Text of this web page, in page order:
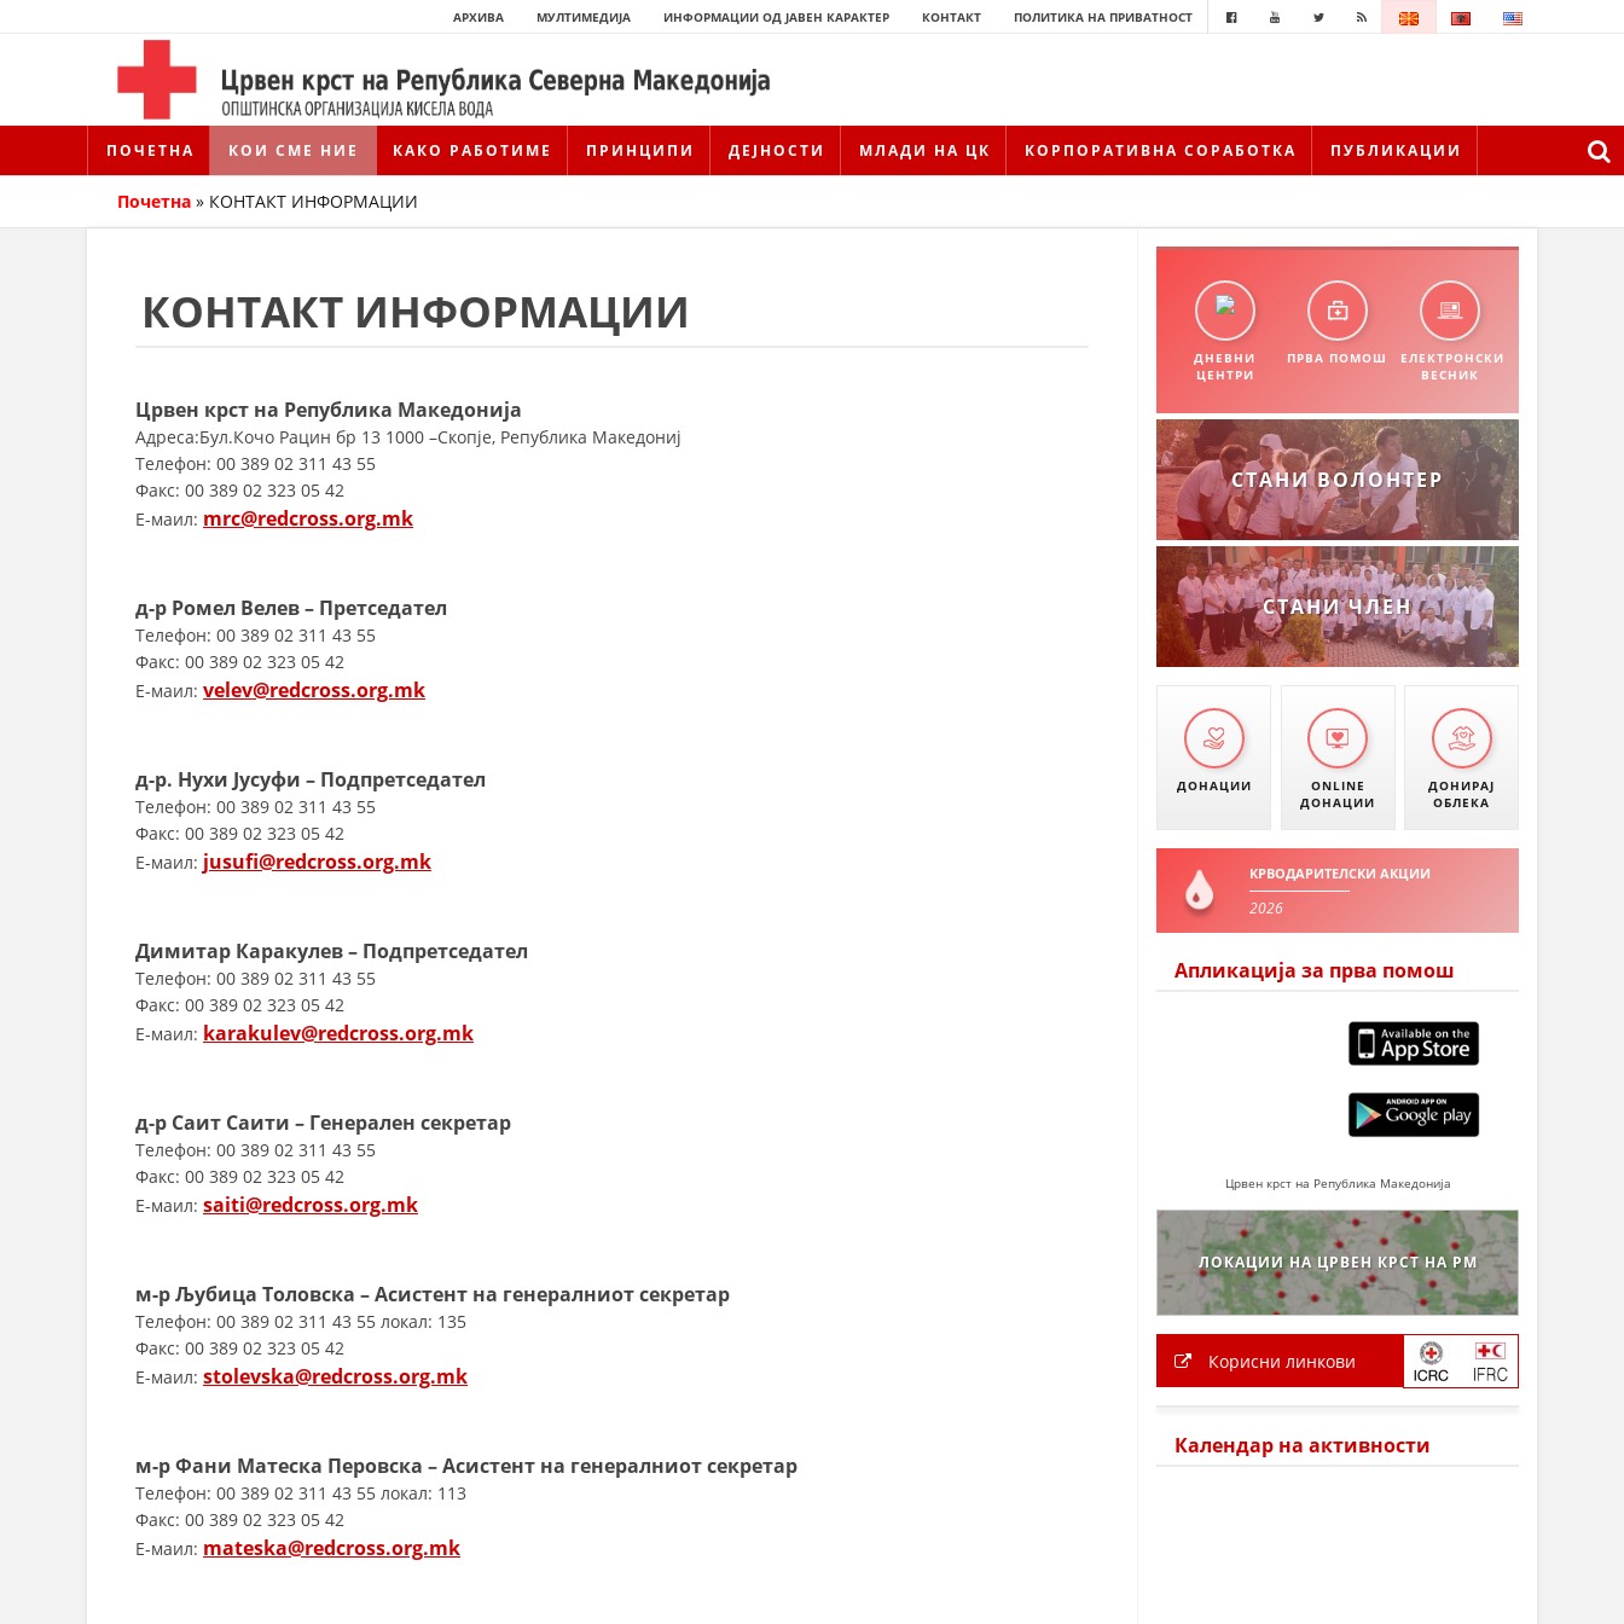
АРХИВА МУЛТИМЕДИЈА ИНФОРМАЦИИ ОД ЈАВЕН КАРАКТЕР КОНТАКТ ПОЛИТИКА НА ПРИВАТНОСТ
ПОЧЕТНА КОИ СМЕ НИЕ КАКО РАБОТИМЕ ПРИНЦИПИ ДЕЈНОСТИ МЛАДИ НА ЦК КОРПОРАТИВНА СОРАБОТКА ПУБЛИКАЦИИ
СОЦИЈАЛНО ХУМАНИТАРНА ДЕЈНОСТ
СПАСИТЕЛНА СТАНИЦА ВОДНО
Почетна » КОНТАКТ ИНФОРМАЦИИ
КОНТАКТ ИНФОРМАЦИИ
Црвен крст на Република Македонија
Адреса:Бул.Кочо Рацин бр 13 1000 –Скопје, Република Македониј
Телефон: 00 389 02 311 43 55
Факс: 00 389 02 323 05 42
E-маил: mrc@redcross.org.mk
д-р Ромел Велев – Претседател
Телефон: 00 389 02 311 43 55
Факс: 00 389 02 323 05 42
E-маил: velev@redcross.org.mk
д-р. Нухи Јусуфи – Подпретседател
Телефон: 00 389 02 311 43 55
Факс: 00 389 02 323 05 42
E-маил: jusufi@redcross.org.mk
Димитар Каракулев – Подпретседател
Телефон: 00 389 02 311 43 55
Факс: 00 389 02 323 05 42
E-маил: karakulev@redcross.org.mk
д-р Саит Саити – Генерален секретар
Телефон: 00 389 02 311 43 55
Факс: 00 389 02 323 05 42
E-маил: saiti@redcross.org.mk
м-р Љубица Толовска – Асистент на генералниот секретар
Телефон: 00 389 02 311 43 55 локал: 135
Факс: 00 389 02 323 05 42
E-маил: stolevska@redcross.org.mk
м-рФани Матеска Перовска – Асистент на генералниот секретар
Телефон: 00 389 02 311 43 55 локал: 113
Факс: 00 389 02 323 05 42
E-маил: mateska@redcross.org.mk
ДНЕВНИ
ЦЕНТРИ
ПРВА ПОМОШ
ЕЛЕКТРОНСКИ
ВЕСНИК
СТАНИ ВОЛОНТЕР
СТАНИ ЧЛЕН
ДОНАЦИИ
ONLINE
ДОНАЦИИ
ДОНИРАЈ
ОБЛЕКА
КРВОДАРИТЕЛСКИ АКЦИИ
2026
Апликација за прва помош
Црвен крст на Република Македонија
ЛОКАЦИИ НА ЦРВЕН КРСТ НА РМ
Корисни линкови
Календар на активности